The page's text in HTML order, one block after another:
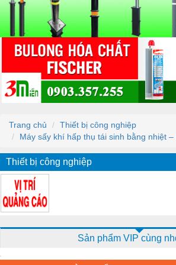
Trang chủ
Thiết bị công nghiệp
Máy sấy khí hấp thụ tái sinh bằng nhiệt –
Thiết bị công nghiệp
Sản phẩm VIP cùng